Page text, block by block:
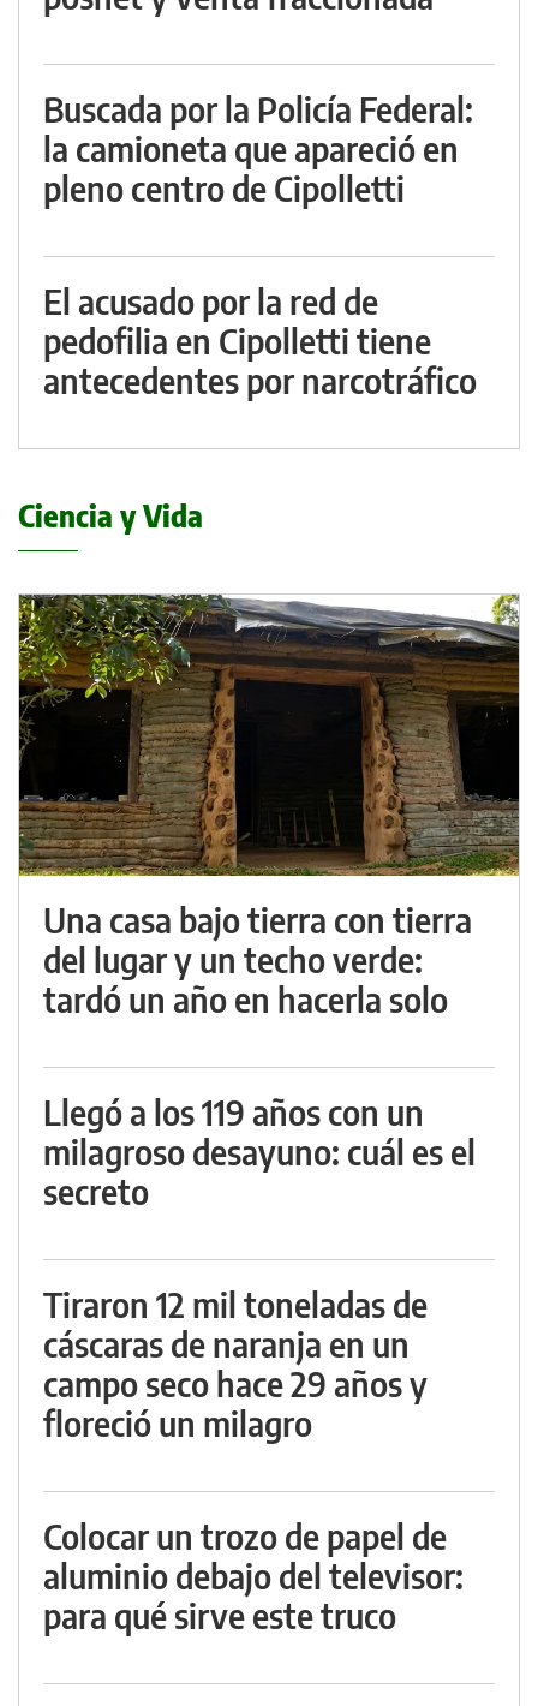
Buscada por la Policía Federal:
la camioneta que apareció en
pleno centro de Cipolletti
El acusado por la red de
pedofilia en Cipolletti tiene
antecedentes por narcotráfico
Ciencia y Vida
Una casa bajo tierra con tierra
del lugar y un techo verde:
tardó un año en hacerla solo
Llegó a los 119 años con un
milagroso desayuno: cuál es el
secreto
Tiraron 12 mil toneladas de
cáscaras de naranja en un
campo seco hace 29 años y
floreció un milagro
Colocar un trozo de papel de
aluminio debajo del televisor:
para qué sirve este truco